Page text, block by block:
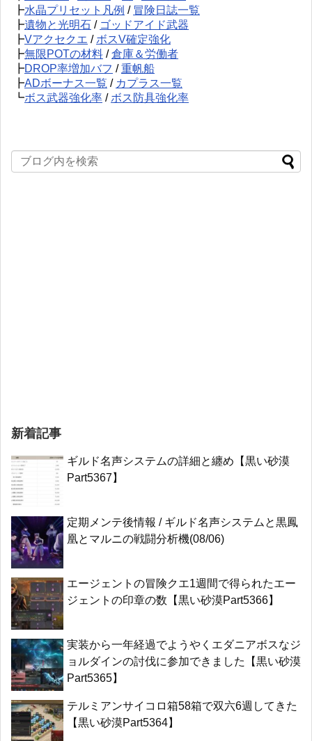
┣水晶プリセット凡例 / 冒険日誌一覧
┣遺物と光明石 / ゴッドアイド武器
┣Vアクセクエ / ボスV確定強化
┣無限POTの材料 /倉庫＆労働者
┣DROP率増加バフ /重帆船
┣ADボーナス一覧 / カプラス一覧
┗ボス武器強化率 / ボス防具強化率
新着記事
ギルド名声システムの詳細と纏め【黒い砂漠
Part5367】
定期メンテ後情報 / ギルド名声システムと黒鳳
凰とマルニの戦闘分析機(08/06)
エージェントの冒険クエ1週間で得られたエー
ジェントの印章の数【黒い砂漠Part5366】
実装から一年経過でようやくエダニアボスなジ
ョルダインの討伐に参加できました【黒い砂漠
Part5365】
テルミアンサイコロ箱58箱で双六6週してきた
【黒い砂漠Part5364】